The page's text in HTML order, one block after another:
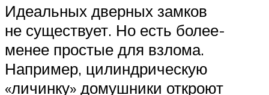
Идеальных дверных замков
не существует. Но есть более-
менее простые для взлома.
Например, цилиндрическую
«личинку» домушники откроют